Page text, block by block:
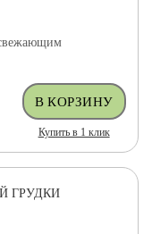
Купить в 1 клик
ГРУДКИ